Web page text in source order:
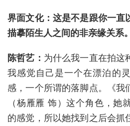
界面文化：这是不是跟你一直
描摹陌生人之间的非亲缘关系。
陈哲艺： 为什么我一直在拍这
我感觉自己是一个在漂泊的
感，一个所谓的落脚点。《我
（杨雁雁 饰）这个角色，她
的感觉，所以她找到之后会抓